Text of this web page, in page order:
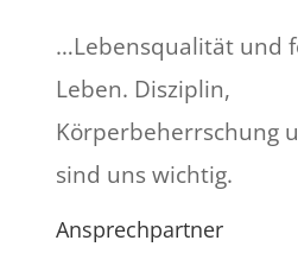
…Lebensqualität und
Leben. Disziplin,
Körperbeherrschung
sind uns wichtig.
Ansprechpartner